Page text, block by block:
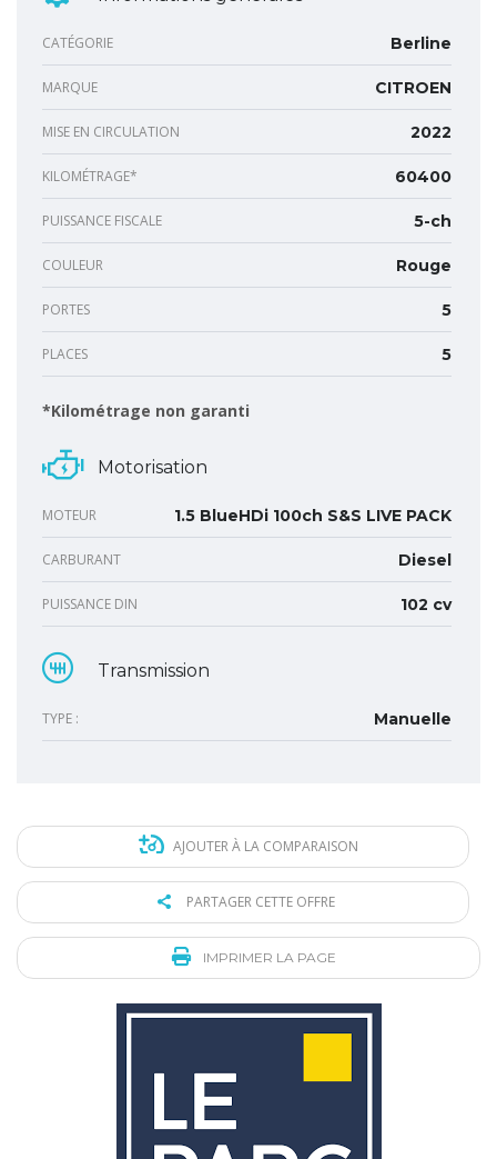
CATÉGORIE Berline
MARQUE CITROEN
MISE EN CIRCULATION 2022
KILOMÉTRAGE* 60400
PUISSANCE FISCALE 5-ch
COULEUR Rouge
PORTES 5
PLACES 5
*Kilométrage non garanti
Motorisation
MOTEUR 1.5 BlueHDi 100ch S&S LIVE PACK
CARBURANT Diesel
PUISSANCE DIN 102 cv
Transmission
TYPE : Manuelle
AJOUTER À LA COMPARAISON
PARTAGER CETTE OFFRE
IMPRIMER LA PAGE